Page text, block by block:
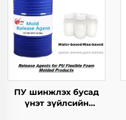
ПУ шинжлэх бусад
үнэт зүйлсийн